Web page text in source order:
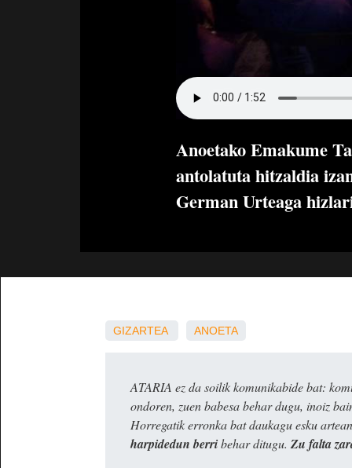
Anoetako Emakume
antolatuta hitzaldia
German Urteaga
GIZARTEA ANOETA
ATARIA ez da soilik komunikabide bat:
ondoren, zuen babesa behar dugu, inoiz
Horregatik erronka bat daukagu esku
harpidedun berribehar ditugu. Zu falta